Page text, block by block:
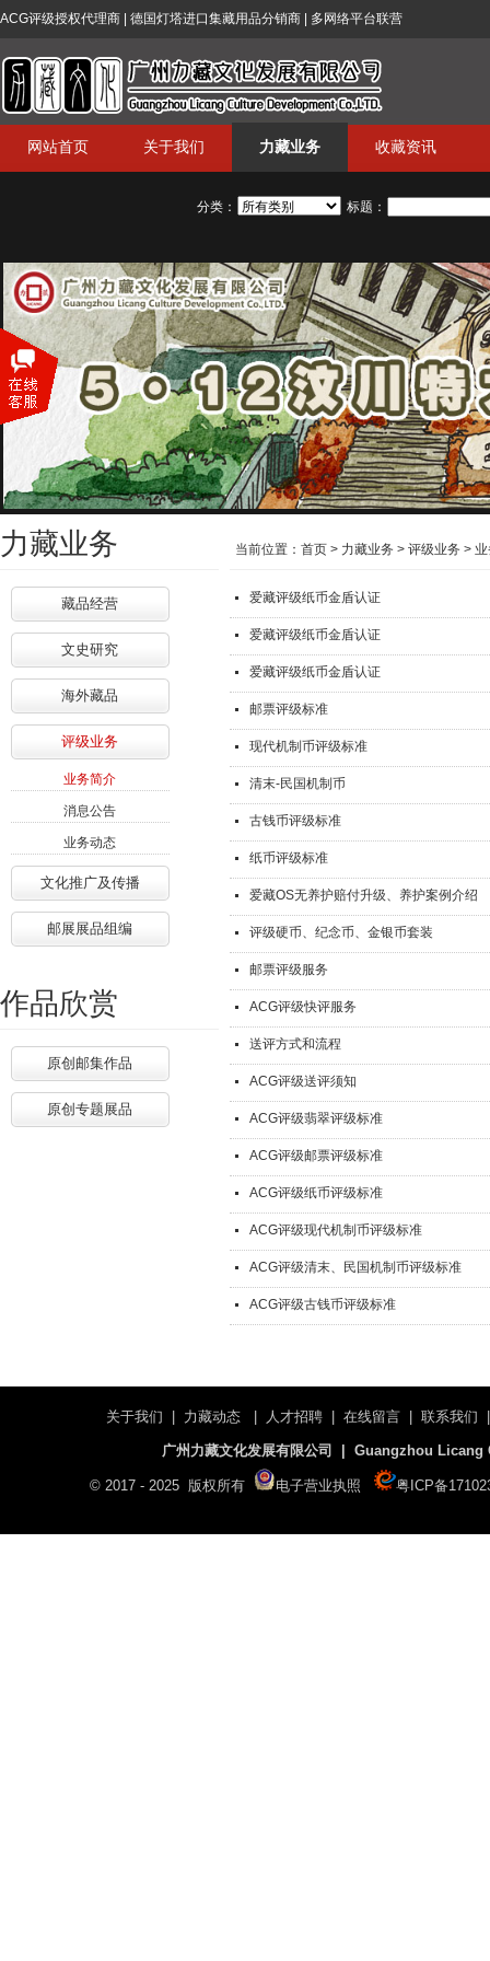
ACG评级授权代理商 | 德国灯塔进口集藏用品分销商 | 多网络平台联营
网站首页 关于我们 力藏业务 收藏资讯
分类： 标题：
力藏业务
/index.aspx?
lanmuid=88&sublanmuid=723
藏品经营
文史研究
海外藏品
评级业务
业务简介
消息公告
业务动态
文化推广及传播
邮展展品组编
作品欣赏
原创邮集作品
原创专题展品
当前位置： 首页 > 力藏业务 > 评级业务 >
爱藏评级纸币金盾认证
爱藏评级纸币金盾认证
爱藏评级纸币金盾认证
邮票评级标准
现代机制币评级标准
清末-民国机制币
古钱币评级标准
纸币评级标准
爱藏OS无养护赔付升级、养护案例介绍
评级硬币、纪念币、金银币套装
邮票评级服务
ACG评级快评服务
送评方式和流程
ACG评级送评须知
ACG评级翡翠评级标准
ACG评级邮票评级标准
ACG评级纸币评级标准
ACG评级现代机制币评级标准
ACG评级清末、民国机制币评级标准
ACG评级古钱币评级标准
关于我们 力藏动态 人才招聘 |在线留言 |联系我们
广州力藏文化发展有限公司 | Guangzhou Licang
© 2017 - 2025 版权所有 电子营业执照 粤ICP备